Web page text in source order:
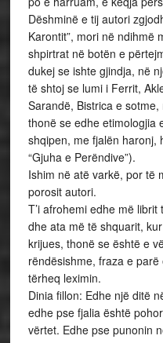
Dëshminë e tij autori
Karontit”, mori në ndihmë
shpirtrat në botën e
dukej se ishte gjindja, në
të shtoj se lumi i Ferrit,
Sarandë, Bistrica e
thonë se edhe etimologjia
shqipen, me fjalën haronj,
“Gjuha e Perëndive”).
Ishim në atë varkë, por të
porosit autori.
T’i afrohemi edhe më
dhe ata më të shquarit,
krijues, thonë se është e
rëndësishme, fraza e
tërheq leximin.
Dinia fillon: Edhe një ditë
edhe pse fjalia është
vërtet. Edhe pse punonin